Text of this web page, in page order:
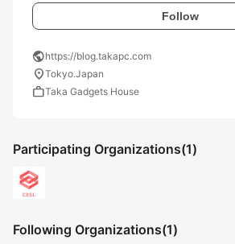
Follow
publichttps://blog.takapc.com
location_onTokyo.Japan
workTaka Gadgets House
Participating Organizations(1)
Following Organizations(1)